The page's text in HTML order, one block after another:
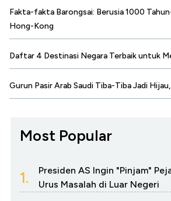
Fakta-fakta Barongsai: Berusia 1000
Hong-Kong
Daftar 4 Destinasi Negara Terbaik untuk
Gurun Pasir Arab Saudi Tiba-Tiba Jadi
Most Popular
1.
Presiden AS Ingin "Pinjam"
Urus Masalah di Luar Negeri